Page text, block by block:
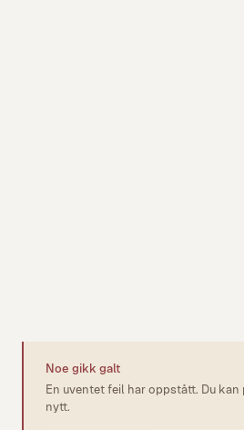
Noe gikk galt
En uventet feil har oppstått. Du kan
nytt.